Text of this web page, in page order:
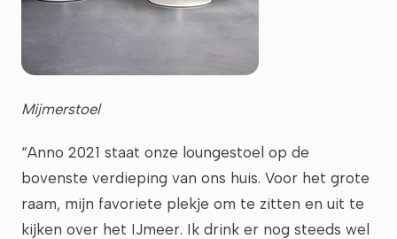
Mijmerstoel
“Anno 2021 staat onze loungestoel op de
bovenste verdieping van ons huis. Voor het grote
raam, mijn favoriete plekje om te zitten en uit te
kijken over het IJmeer. Ik drink er nog steeds wel